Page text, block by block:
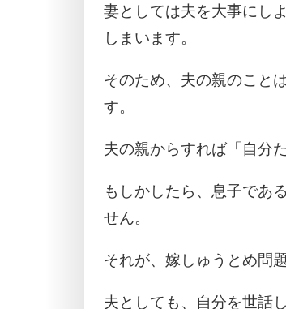
妻としては夫を大事にし
しまいます。
そのため、夫の親のこと
す。
夫の親からすれば「自分
もしかしたら、息子であ
せん。
それが、嫁しゅうとめ問
夫としても、自分を世話